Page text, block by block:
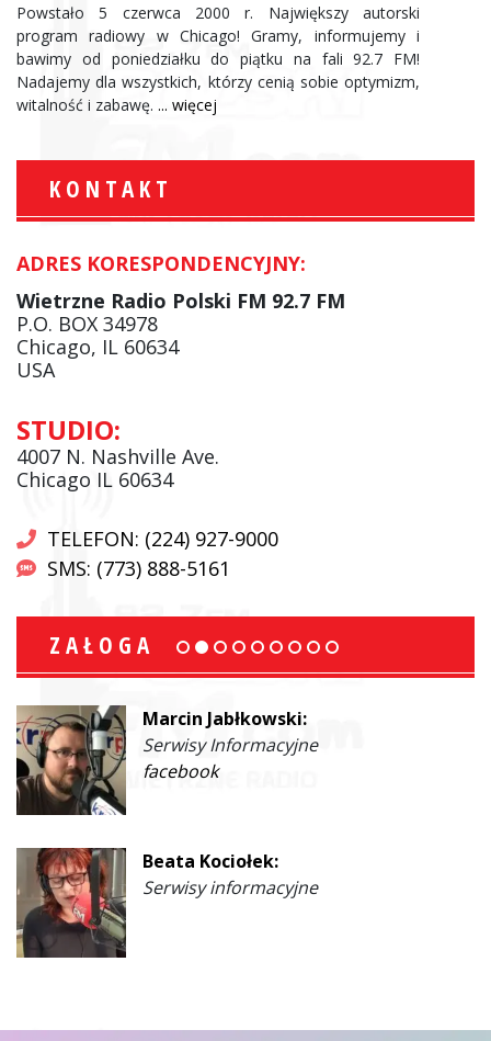
Powstało 5 czerwca 2000 r. Największy autorski
program radiowy w Chicago! Gramy, informujemy i
bawimy od poniedziałku do piątku na fali 92.7 FM!
Nadajemy dla wszystkich, którzy cenią sobie optymizm,
witalność i zabawę. ... więcej
KONTAKT
ADRES KORESPONDENCYJNY:
Wietrzne Radio Polski FM 92.7 FM
P.O. BOX 34978
Chicago, IL 60634
USA
STUDIO:
4007 N. Nashville Ave.
Chicago IL 60634
TELEFON: (224) 927-9000
SMS: (773) 888-5161
ZAŁOGA
Marcin Jabłkowski:
Serwisy Informacyjne
facebook
Beata Kociołek:
Serwisy informacyjne